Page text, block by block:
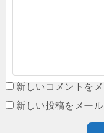
新しいコメントを
新しい投稿をメー